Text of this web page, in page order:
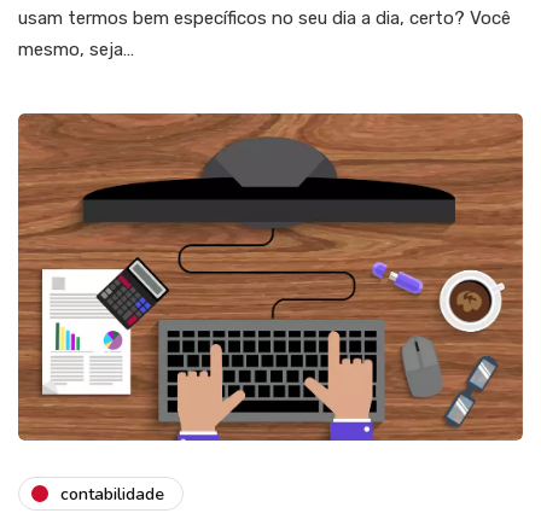
usam termos bem específicos no seu dia a dia, certo? Você
mesmo, seja…
contabilidade